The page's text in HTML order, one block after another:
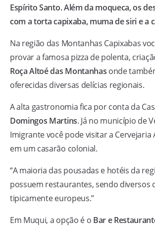
Espírito Santo. Além da moqueca, os
com a torta capixaba, muma de siri e a
Na região das Montanhas Capixabas
provar a famosa pizza de polenta,
Roça Altoé das Montanhas onde
oferecidas diversas delícias regionais.
A alta gastronomia fica por conta da
Domingos Martins. Já no município de
Imigrante você pode visitar a Cervejaria
em um casarão colonial.
“A maioria das pousadas e hotéis da
possuem restaurantes, sendo diversos
tipicamente europeus.”
Em Muqui, a opção é o Bar e